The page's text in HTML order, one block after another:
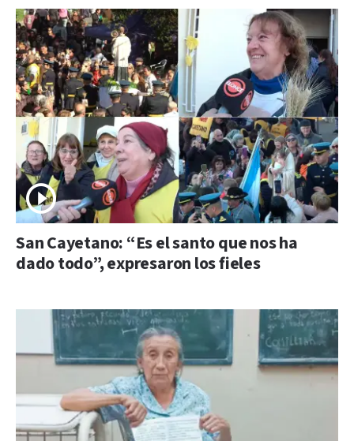
San Cayetano: “Es el santo que nos ha
dado todo”, expresaron los fieles